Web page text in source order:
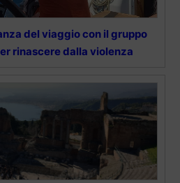
del viaggio con il gruppo
rinascere dalla violenza